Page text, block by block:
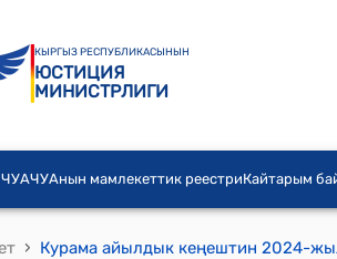
КЫРГЫЗ РЕСПУБЛИКАСЫНЫН
ЮСТИЦИЯ
МИНИСТРЛИГИ
ЧУАЧУАнын мамлекеттик реестриКайтарым
›